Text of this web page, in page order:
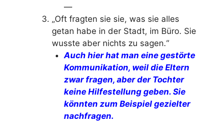
—
„Oft fragten sie sie, was sie alles
getan habe in der Stadt, im Büro. Sie
wusste aber nichts zu sagen.“
Auch hier hat man eine gestörte
Kommunikation, weil die Eltern
zwar fragen, aber der Tochter
keine Hilfestellung geben. Sie
könnten zum Beispiel gezielter
nachfragen.